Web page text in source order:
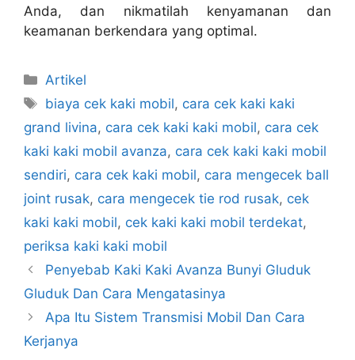
Anda, dan nikmatilah kenyamanan dan
keamanan berkendara yang optimal.
Artikel
biaya cek kaki mobil, cara cek kaki kaki
grand livina, cara cek kaki kaki mobil, cara cek
kaki kaki mobil avanza, cara cek kaki kaki mobil
sendiri, cara cek kaki mobil, cara mengecek ball
joint rusak, cara mengecek tie rod rusak, cek
kaki kaki mobil, cek kaki kaki mobil terdekat,
periksa kaki kaki mobil
Penyebab Kaki Kaki Avanza Bunyi Gluduk
Gluduk Dan Cara Mengatasinya
Apa Itu Sistem Transmisi Mobil Dan Cara
Kerjanya